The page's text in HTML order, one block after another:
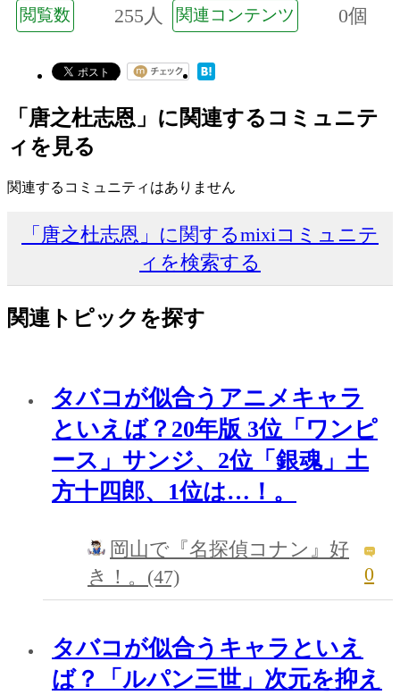
閲覧数 255人 関連コンテンツ 0個
「唐之杜志恩」に関連するコミュニテ
ィを見る
関連するコミュニティはありません
「唐之杜志恩」に関するmixiコミュニテ
ィを検索する
関連トピックを探す
タバコが似合うアニメキャラ
といえば？20年版 3位「ワンピ
ース」サンジ、2位「銀魂」土
方十四郎、1位は…！。
岡山で『名探偵コナン』好
き！。(47)
0
タバコが似合うキャラといえ
ば？「ルパン三世」次元を抑え